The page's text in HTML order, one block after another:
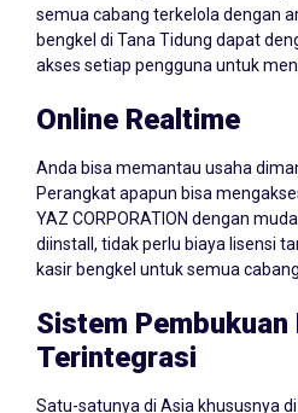
semua cabang terkelola dengan
bengkel di Tana Tidung dapat
akses setiap pengguna untuk
Online Realtime
Anda bisa memantau usaha
Perangkat apapun bisa
YAZ CORPORATION dengan
diinstall, tidak perlu biaya lisensi
kasir bengkel untuk semua
Sistem Pembukuan
Terintegrasi
Satu-satunya di Asia khususnya